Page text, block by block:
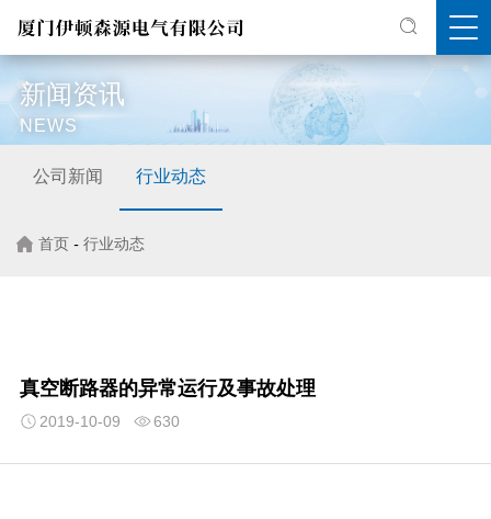
新闻资讯
NEWS
公司新闻 行业动态
首页 - 行业动态
真空断路器的异常运行及事故处理
2019-10-09 630